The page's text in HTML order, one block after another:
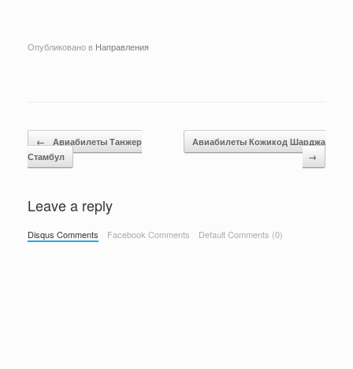
Опубликовано в Направления
Навигация по записям
←
Авиабилеты Танжер
Стамбул
Авиабилеты Кожикод Шарджа
→
Leave a reply
Disqus Comments Facebook Comments Default Comments (0)